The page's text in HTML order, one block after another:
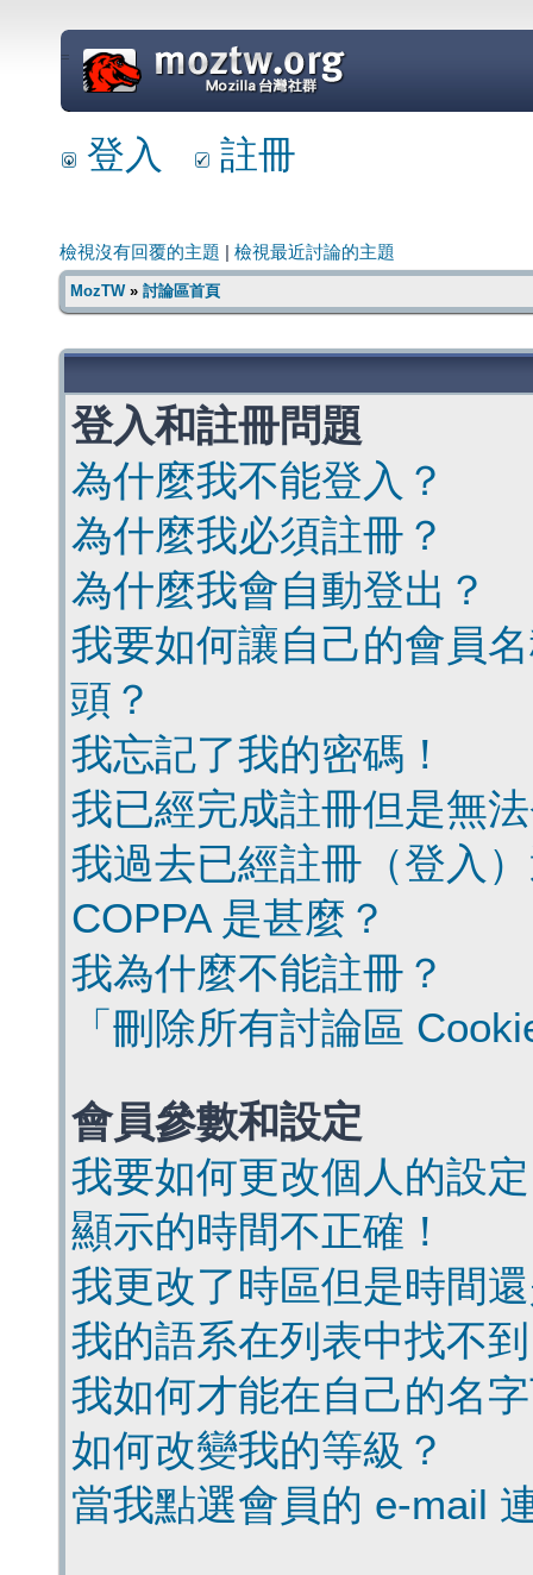
=
登入 註冊
檢視沒有回覆的主題 檢視最近討論的主題
MozTW» 討論區首頁
登入和註冊問題
為什麼我不能登入？
為什麼我必須註冊？
為什麼我會自動登出？
我要如何讓自己的會員
頭？
我忘記了我的密碼！
我已經完成註冊但是無
我過去已經註冊（登入
COPPA 是甚麼？
我為什麼不能註冊？
「刪除所有討論區
會員參數和設定
我要如何更改個人的設
顯示的時間不正確！
我更改了時區但是時間
我的語系在列表中找不
我如何才能在自己的名
如何改變我的等級？
當我點選會員的 e-mail